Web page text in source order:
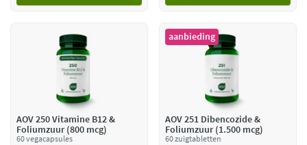
AOV 250 Vitamine B12 &
Foliumzuur (800 mcg)
60 vegacapsules
aanbieding
AOV 251 Dibencozide &
Foliumzuur (1.500 mcg)
60 zuigtabletten